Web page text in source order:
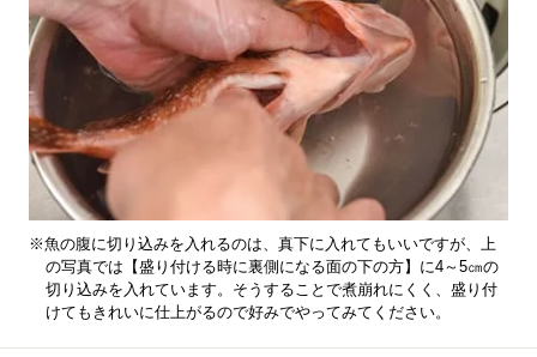
※魚の腹に切り込みを入れるのは、真下に入れてもいいですが、上
の写真では【盛り付ける時に裏側になる面の下の方】に4～5㎝の
切り込みを入れています。そうすることで煮崩れにくく、盛り付
けてもきれいに仕上がるので好みでやってみてください。